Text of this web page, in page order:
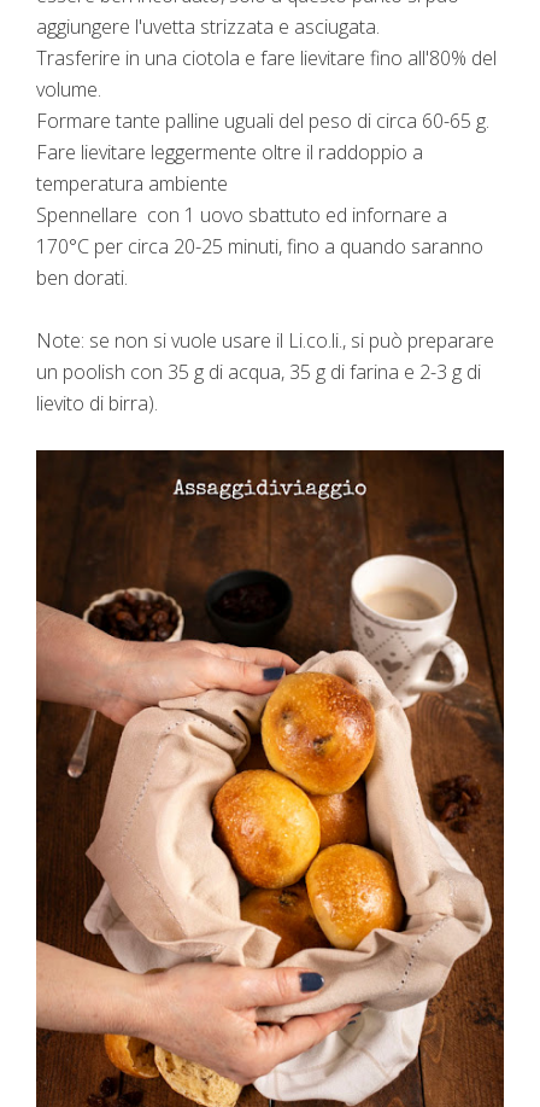
aggiungere l'uvetta strizzata e asciugata. ​
Trasferire in una ciotola e fare lievitare fino all'80% del
volume.
Formare tante palline uguali del peso di circa 60-65 g.
Fare lievitare leggermente oltre il raddoppio a
temperatura ambiente
Spennellare con 1 uovo sbattuto ed infornare a
170°C per circa 20-25 minuti, fino a quando saranno
ben dorati.
Note: se non si vuole usare il Li.co.li., si può preparare
un poolish con 35 g di acqua, 35 g di farina e 2-3 g di
lievito di birra).